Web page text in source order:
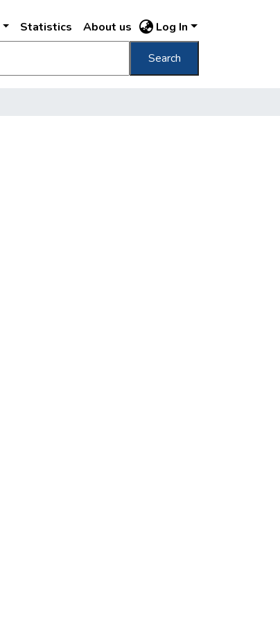
Statistics About us Log In
Search